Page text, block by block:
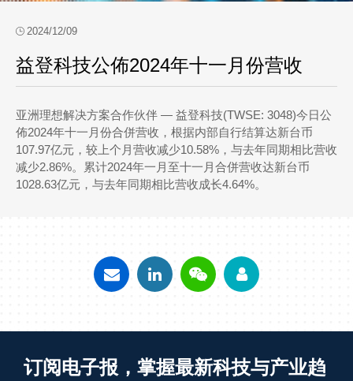
2024/12/09
益登科技公佈2024年十一月份营收
亚洲理想解决方案合作伙伴 ― 益登科技(TWSE: 3048)今日公
佈2024年十一月份合併营收，根据内部自行结算达新台币
107.97亿元，较上个月营收减少10.58%，与去年同期相比营收
减少2.86%。累计2024年一月至十一月合併营收达新台币
1028.63亿元，与去年同期相比营收成长4.64%。
订阅电子报，掌握最新科技与产业趋